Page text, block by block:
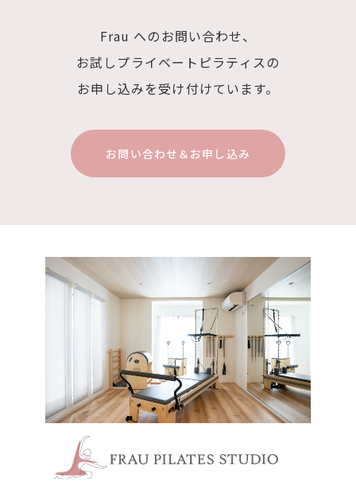
Frau へのお問い合わせ、
お試しプライベートピラティスの
お申し込みを受け付けています。
お問い合わせ＆お申し込み